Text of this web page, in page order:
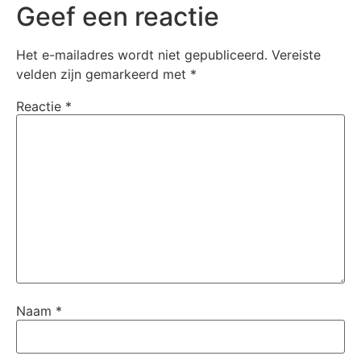
Geef een reactie
Het e-mailadres wordt niet gepubliceerd. Vereiste
velden zijn gemarkeerd met *
Reactie *
Naam *